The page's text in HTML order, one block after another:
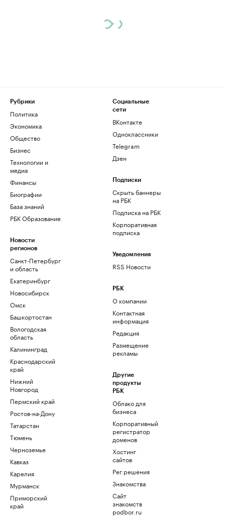
Рубрики
Политика
Экономика
Общество
Бизнес
Технологии и
медиа
Финансы
Биографии
База знаний
РБК Образование
Новости
регионов
Санкт-Петербург
и область
Екатеринбург
Новосибирск
Омск
Башкортостан
Вологодская
область
Калининград
Краснодарский
край
Нижний
Новгород
Пермский край
Ростов-на-Дону
Татарстан
Тюмень
Черноземье
Кавказ
Карелия
Мурманск
Приморский
край
Социальные
сети
ВКонтакте
Одноклассники
Telegram
Дзен
Подписки
Скрыть баннеры
на РБК
Подписка на РБК
Корпоративная
подписка
Уведомления
RSS Новости
РБК
О компании
Контактная
информация
Редакция
Размещение
рекламы
Другие
продукты
РБК
Облако для
бизнеса
Корпоративный
регистратор
доменов
Хостинг
сайтов
Рег.решения
Знакомства
Сайт
знакомств
podbor.ru